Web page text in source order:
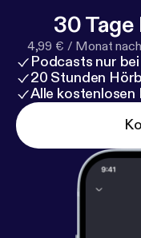
https://
30
4,99 € / Monat
Podcasts nur
20 Stunden
Alle kostenlosen